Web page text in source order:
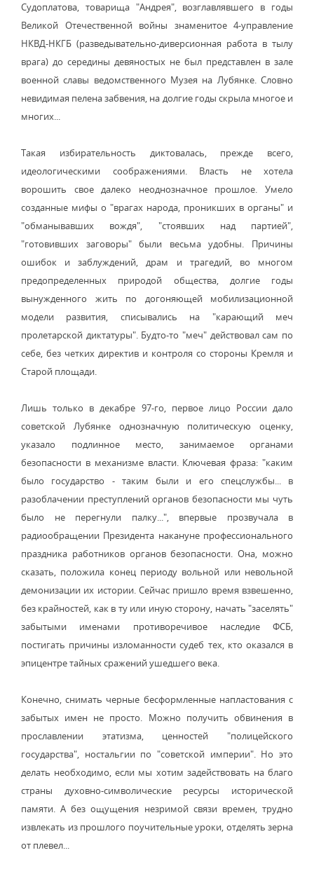
Судоплатова, товарища "Андрея", возглавлявшего в годы
Великой Отечественной войны знаменитое 4-управление
НКВД-НКГБ (разведывательно-диверсионная работа в тылу
врага) до середины девяностых не был представлен в зале
военной славы ведомственного Музея на Лубянке. Словно
невидимая пелена забвения, на долгие годы скрыла многое и
многих...
Такая избирательность диктовалась, прежде всего,
идеологическими соображениями. Власть не хотела
ворошить свое далеко неоднозначное прошлое. Умело
созданные мифы о "врагах народа, проникших в органы" и
"обманывавших вождя", "стоявших над партией",
"готовивших заговоры" были весьма удобны. Причины
ошибок и заблуждений, драм и трагедий, во многом
предопределенных природой общества, долгие годы
вынужденного жить по догоняющей мобилизационной
модели развития, списывались на "карающий меч
пролетарской диктатуры". Будто-то "меч" действовал сам по
себе, без четких директив и контроля со стороны Кремля и
Старой площади.
Лишь только в декабре 97-го, первое лицо России дало
советской Лубянке однозначную политическую оценку,
указало подлинное место, занимаемое органами
безопасности в механизме власти. Ключевая фраза: "каким
было государство - таким были и его спецслужбы... в
разоблачении преступлений органов безопасности мы чуть
было не перегнули палку...", впервые прозвучала в
радиообращении Президента накануне профессионального
праздника работников органов безопасности. Она, можно
сказать, положила конец периоду вольной или невольной
демонизации их истории. Сейчас пришло время взвешенно,
без крайностей, как в ту или иную сторону, начать "заселять"
забытыми именами противоречивое наследие ФСБ,
постигать причины изломанности судеб тех, кто оказался в
эпицентре тайных сражений ушедшего века.
Конечно, снимать черные бесформленные напластования с
забытых имен не просто. Можно получить обвинения в
прославлении этатизма, ценностей "полицейского
государства", ностальгии по "советской империи". Но это
делать необходимо, если мы хотим задействовать на благо
страны духовно-символические ресурсы исторической
памяти. А без ощущения незримой связи времен, трудно
извлекать из прошлого поучительные уроки, отделять зерна
от плевел...